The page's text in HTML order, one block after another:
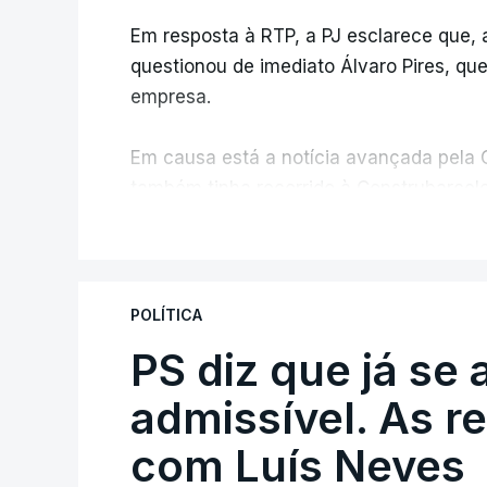
Em resposta à RTP, a PJ esclarece
questionou de imediato Álvaro Pires,
empresa.
Em causa está a notícia avançada pela
ARTIGOS RELACIONADOS
Empreiteiro da
diretor financeiro
atualizado 7 Agosto
POLÍTICA
PS diz que já
admissível. As
com Luís Neves